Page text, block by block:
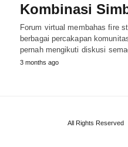
Kombinasi
Forum virtual membahas fire
berbagai percakapan
pernah mengikuti diskusi
3 months ago
All Rights Reserved